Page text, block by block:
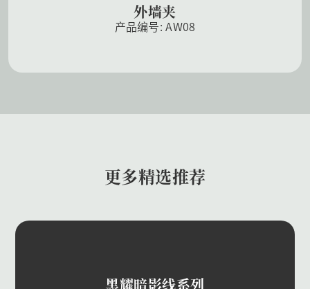
外墙夹
产品编号: AW08
更多精选推荐
黑耀暗影线系列